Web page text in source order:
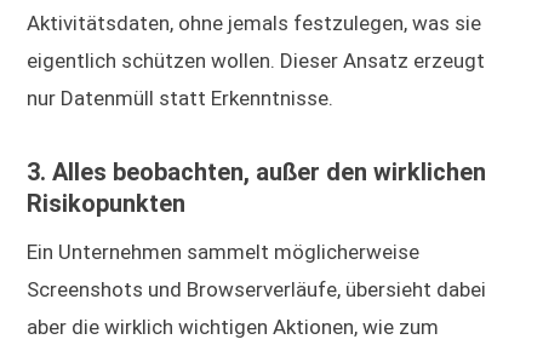
Aktivitätsdaten, ohne jemals festzulegen, was sie
eigentlich schützen wollen. Dieser Ansatz erzeugt
nur Datenmüll statt Erkenntnisse.
3. Alles beobachten, außer den wirklichen
Risikopunkten
Ein Unternehmen sammelt möglicherweise
Screenshots und Browserverläufe, übersieht dabei
aber die wirklich wichtigen Aktionen, wie zum